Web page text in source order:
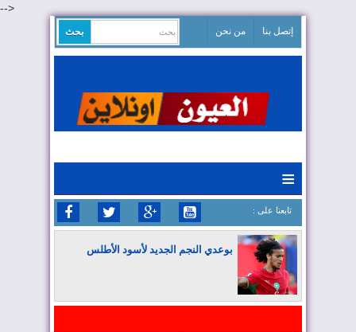
-->
إتصل بنا من نحن
≡
: تابعنا على
بوعدي النجم الجديد لأسود الأطلس